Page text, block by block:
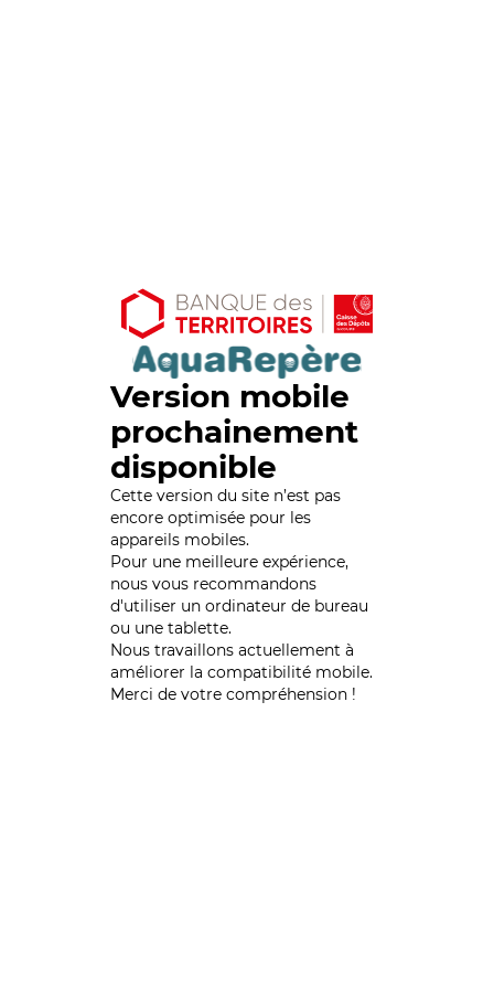
Version mobile
prochainement
disponible
Cette version du site n’est pas
encore optimisée pour les
appareils mobiles.
Pour une meilleure expérience,
nous vous recommandons
d'utiliser un ordinateur de bureau
ou une tablette.
Nous travaillons actuellement à
améliorer la compatibilité mobile.
Merci de votre compréhension !